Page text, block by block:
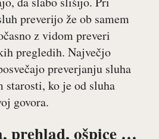
preverijo že ob samem
z vidom preveri
pregledih. Največjo
preverjanju sluha
starosti, ko je od sluha
govora.
prehlad, ošpice …